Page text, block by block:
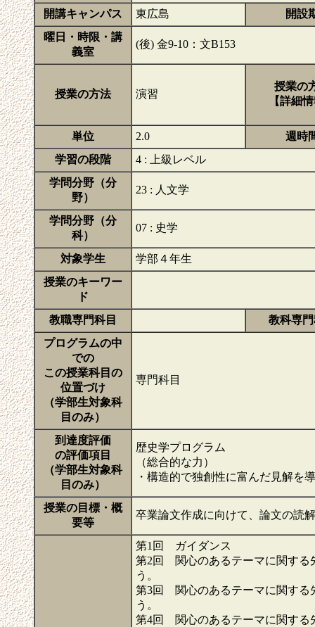
開講キャンパス 東広島
開設
曜日・時限・講
義室
(後) 金9-10：文B153
授業の方法 演習
授業の
【詳細
単位 2.0
週時
学習の段階
4 : 上級レベル
学問分野（分
野）
23 : 人文学
学問分野（分
科）
07 : 史学
対象学生
学部４年生
授業のキーワー
ド
教職専門科目
教科専
プログラムの中
での
この授業科目の
位置づけ
（学部生対象科
目のみ）
専門科目
到達度評価
の評価項目
（学部生対象科
目のみ）
歴史学プログラム
（総合的な力）
・構造的で独創性に富んだ見解を
授業の目標・概
要等
卒業論文作成に向けて、論文の読
第1回 ガイダンス
第2回 関心のあるテーマに関する
う。
第3回 関心のあるテーマに関する
う。
第4回 関心のあるテーマに関する